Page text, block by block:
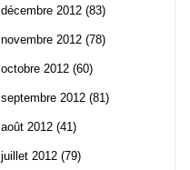
décembre 2012 (83)
novembre 2012 (78)
octobre 2012 (60)
septembre 2012 (81)
août 2012 (41)
juillet 2012 (79)